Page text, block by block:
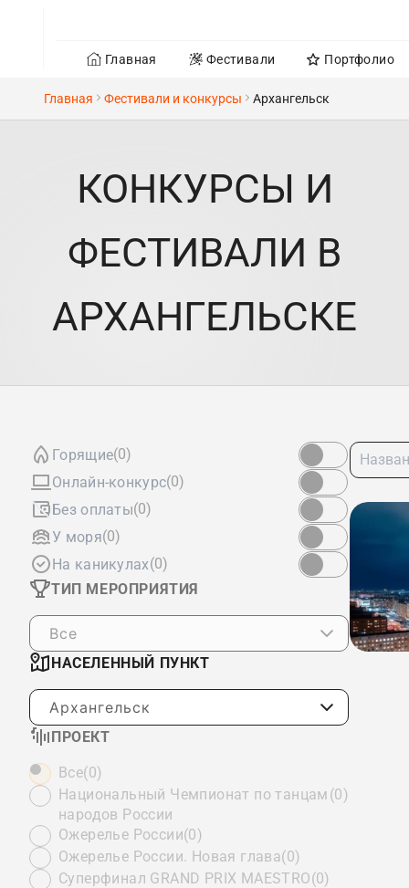
Главная Фестивали Портфолио
Главная Фестивали и конкурсы Архангельск
КОНКУРСЫ И
ФЕСТИВАЛИ В
АРХАНГЕЛЬСКЕ
Горящие(0)
Онлайн-конкурс(0)
Без оплаты(0)
У моря(0)
На каникулах(0)
ТИП МЕРОПРИЯТИЯ
Все
НАСЕЛЕННЫЙ ПУНКТ
Архангельск
ПРОЕКТ
Все(0)
Национальный Чемпионат по танцам
народов России
(0)
Ожерелье России(0)
Ожерелье России. Новая глава(0)
Суперфинал GRAND PRIX MAESTRO(0)